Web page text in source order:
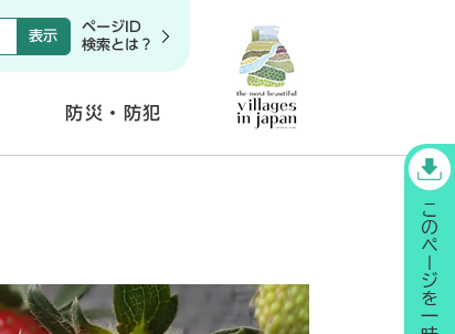
ページID
検索とは？
防災・防犯